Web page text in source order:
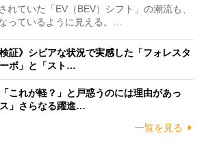
ていた「EV（BEV）シフト」の潮流も、
っているように見える。…
証》シビアな状況で実感した「フォレスタ
ボ」と「スト…
これが軽？」と戸惑うのには理由があっ
」さらなる躍進…
一覧を見る